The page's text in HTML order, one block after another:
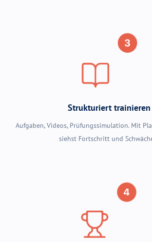
Strukturiert trainieren
Aufgaben, Videos, Prüfungssimulation. Mit
siehst Fortschritt und